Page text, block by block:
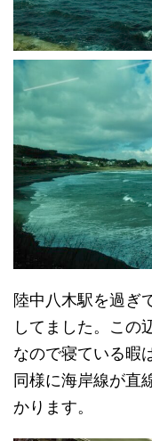
陸中八木駅を過ぎ
してました。この
なので寝ている暇
同様に海岸線が直
かります。